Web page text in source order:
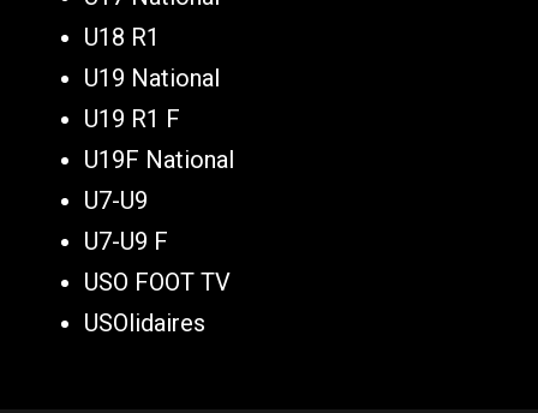
U18 R1
U19 National
U19 R1 F
U19F National
U7-U9
U7-U9 F
USO FOOT TV
USOlidaires